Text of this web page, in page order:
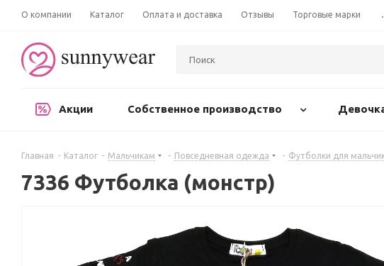
О компании Каталог Оплата и доставка Отзывы Торговые марки
Акции Собственное производство
Главная - Каталог - Мальчикам - Повседневная одежда - Футболки для
7336 Футболка (монстр)